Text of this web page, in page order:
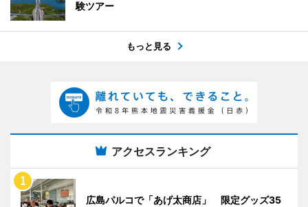
験ツアー
もっと見る
アクセスランキング
広島パルコで「あげ太商店」 限定グッズ35